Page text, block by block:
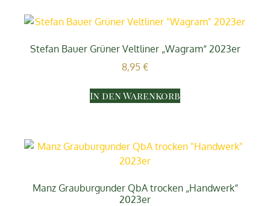
Stefan Bauer Grüner Veltliner „Wagram“ 2023er
8,95 €
In den Warenkorb
Manz Grauburgunder QbA trocken „Handwerk“
2023er